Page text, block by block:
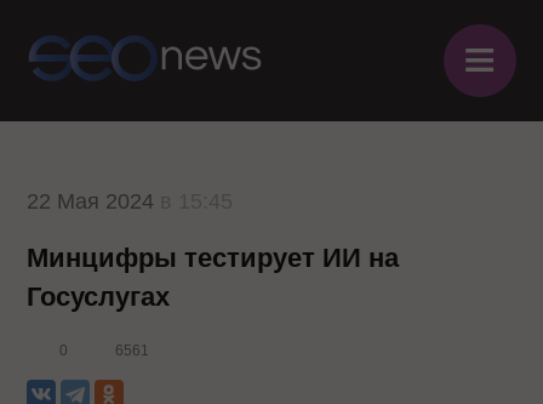
≡
22 Мая 2024
Минцифры тестирует ИИ на
Госуслугах
0 6561